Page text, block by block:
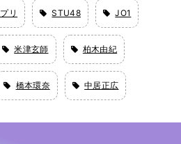
リ STU48 JO1
米津玄師 柏木由紀
橋本環奈 中居正広